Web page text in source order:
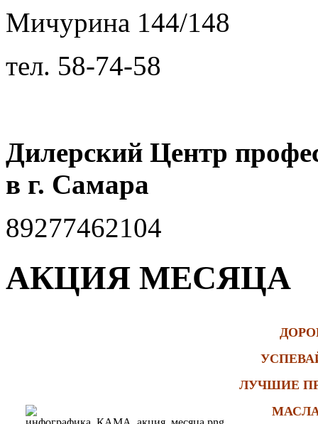
Мичурина 144/148
тел. 58-74-58
Дилерский Центр
в г. Самара
89277462104
АКЦИЯ МЕСЯЦА
ЛУЧШИЕ